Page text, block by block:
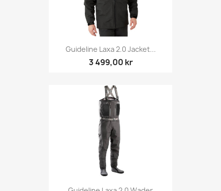
Guideline Laxa 2.0 Jacket...
3 499,00 kr